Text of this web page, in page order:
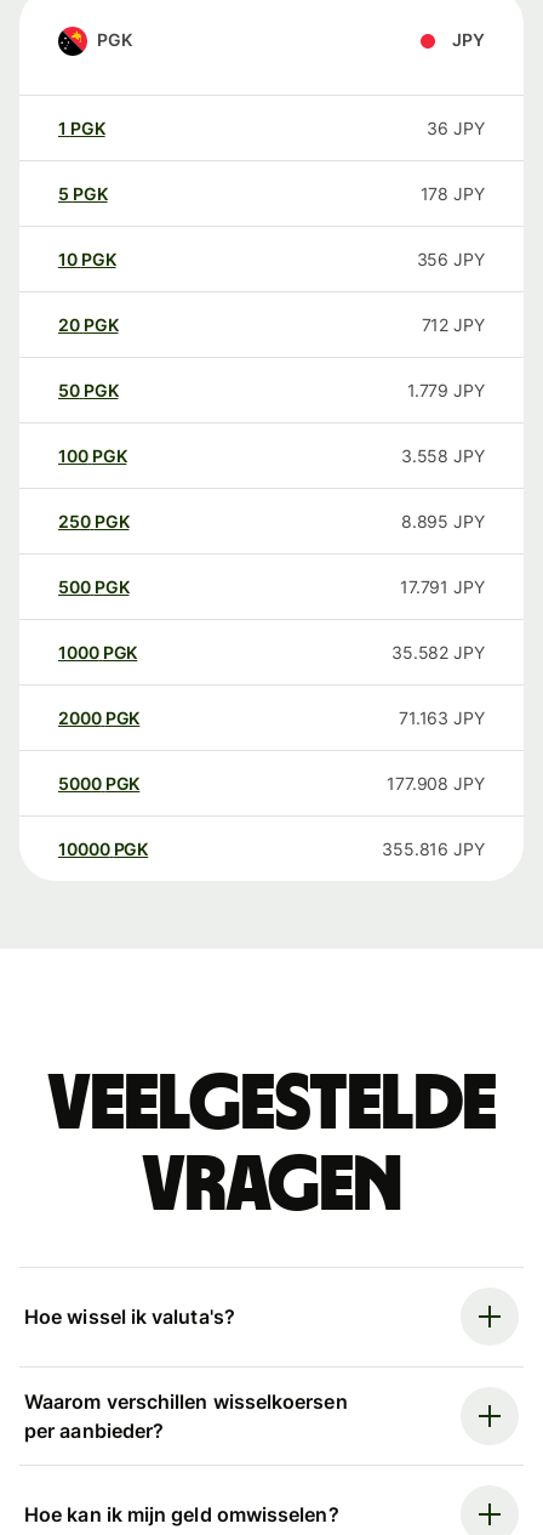
PGK JPY
1 PGK 36 JPY
5 PGK 178 JPY
10 PGK 356 JPY
20 PGK 712 JPY
50 PGK 1.779 JPY
100 PGK 3.558 JPY
250 PGK 8.895 JPY
500 PGK 17.791 JPY
1000 PGK 35.582 JPY
2000 PGK 71.163 JPY
5000 PGK 177.908 JPY
10000 PGK 355.816 JPY
Veelgestelde
vragen
Hoe wissel ik valuta's?
Waarom verschillen wisselkoersen
per aanbieder?
Hoe kan ik mijn geld omwisselen?